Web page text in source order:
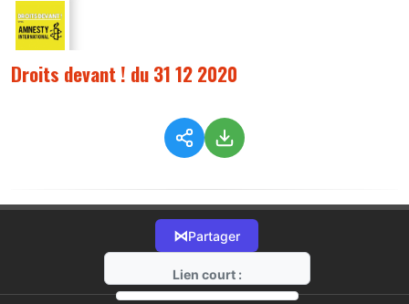
Droits devant ! du 31 12 2020
⋈Partager
Lien court :